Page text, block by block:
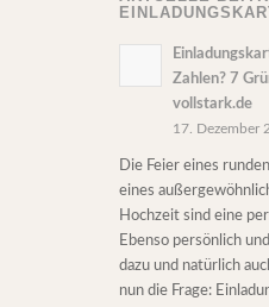
Zahlen? 7
vollstark.de
17. Dezember
Die Feier eines
eines
Hochzeit sind eine
Ebenso persönlich
dazu und natürlich
nun die Frage: